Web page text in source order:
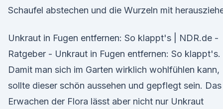
Schaufel abstechen und die Wurzeln mit
Unkraut in Fugen entfernen: So klappt's | NDR.de -
Ratgeber - Unkraut in Fugen entfernen: So klappt's.
Damit man sich im Garten wirklich wohlfühlen kann,
sollte dieser schön aussehen und gepflegt sein. Das
Erwachen der Flora lässt aber nicht nur Unkraut